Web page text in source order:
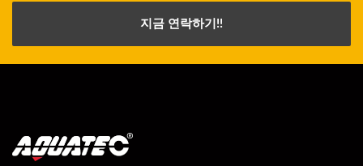
지금 연락하기!!